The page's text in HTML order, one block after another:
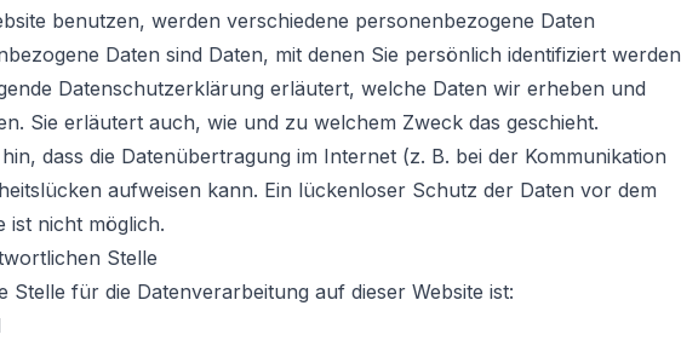
benutzen, werden verschiedene personenbezogene Daten
Daten sind Daten, mit denen Sie persönlich identifiziert werden
Datenschutzerklärung erläutert, welche Daten wir erheben und
Sie erläutert auch, wie und zu welchem Zweck das geschieht.
dass die Datenübertragung im Internet (z. B. bei der Kommunikation
aufweisen kann. Ein lückenloser Schutz der Daten vor dem
ist nicht möglich.
Stelle
Stelle für die Datenverarbeitung auf dieser Website ist: